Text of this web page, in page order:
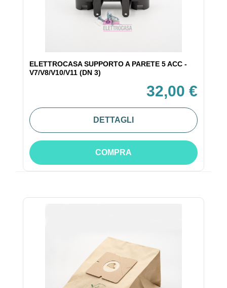
ELETTROCASA SUPPORTO A PARETE 5 ACC -
V7/V8/V10/V11 (DN 3)
32,00 €
DETTAGLI
COMPRA